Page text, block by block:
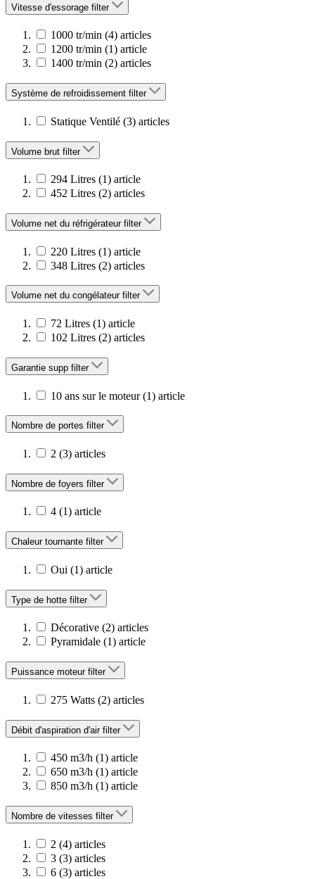
Vitesse d'essorage filter
1000 tr/min (4) articles
1200 tr/min (1) article
1400 tr/min (2) articles
Système de refroidissement filter
Statique Ventilé (3) articles
Volume brut filter
294 Litres (1) article
452 Litres (2) articles
Volume net du réfrigérateur filter
220 Litres (1) article
348 Litres (2) articles
Volume net du congélateur filter
72 Litres (1) article
102 Litres (2) articles
Garantie supp filter
10 ans sur le moteur (1) article
Nombre de portes filter
2 (3) articles
Nombre de foyers filter
4 (1) article
Chaleur tournante filter
Oui (1) article
Type de hotte filter
Décorative (2) articles
Pyramidale (1) article
Puissance moteur filter
275 Watts (2) articles
Débit d'aspiration d'air filter
450 m3/h (1) article
650 m3/h (1) article
850 m3/h (1) article
Nombre de vitesses filter
2 (4) articles
3 (3) articles
6 (3) articles